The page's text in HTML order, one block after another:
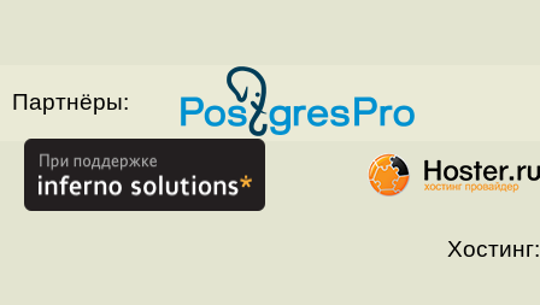
Партнёры:
Хостинг: